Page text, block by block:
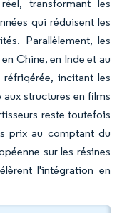
transformant les
qui réduisent les
Parallèlement, les
Chine, en Inde et au
incitant les
structures en films
reste toutefois
prix au comptant du
sur les résines
l'intégration en